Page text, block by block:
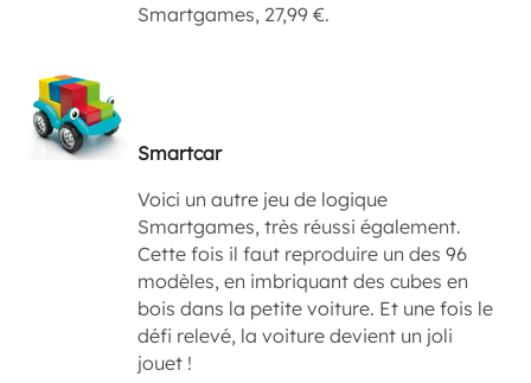
Smartgames, 27,99 €.
Smartcar
Voici un autre jeu de logique
Smartgames, très réussi également.
Cette fois il faut reproduire un des 96
modèles, en imbriquant des cubes en
bois dans la petite voiture. Et une fois le
défi relevé, la voiture devient un joli
jouet !